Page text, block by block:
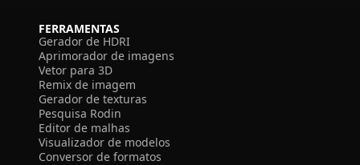
FERRAMENTAS
Gerador de HDRI
Aprimorador de imagens
Vetor para 3D
Remix de imagem
Gerador de texturas
Pesquisa Rodin
Editor de malhas
Visualizador de modelos
Conversor de formatos